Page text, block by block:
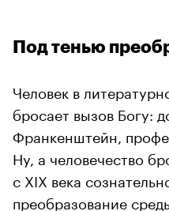
Под тенью
Человек в
бросает вызов Богу:
Франкенштейн,
Ну, а человечество
с XIX века
преобразование